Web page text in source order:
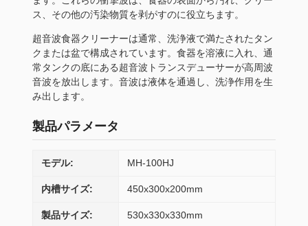
ス、その他の汚染物質を剥がすのに役立ちます。
超音波食器クリーナーは通常、洗浄液で満たされたタン
クまたは盆で構成されています。食器を溶液に入れ、通
常タンクの底にある超音波トランスデューサーが高周波
音波を放出します。音波は液体を通過し、洗浄作用を生
み出します。
製品パラメータ
モデル: MH-100HJ
内槽サイズ: 450x300x200mm
製品サイズ: 530x330x330mm